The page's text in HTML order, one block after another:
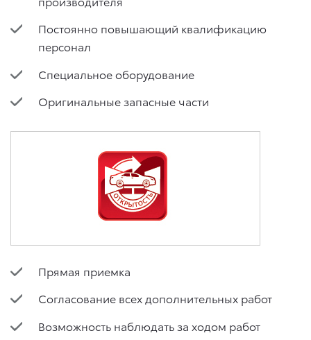
Постоянно повышающий квалификацию
персонал
Специальное оборудование
Оригинальные запасные части
Прямая приемка
Согласование всех дополнительных работ
Возможность наблюдать за ходом работ